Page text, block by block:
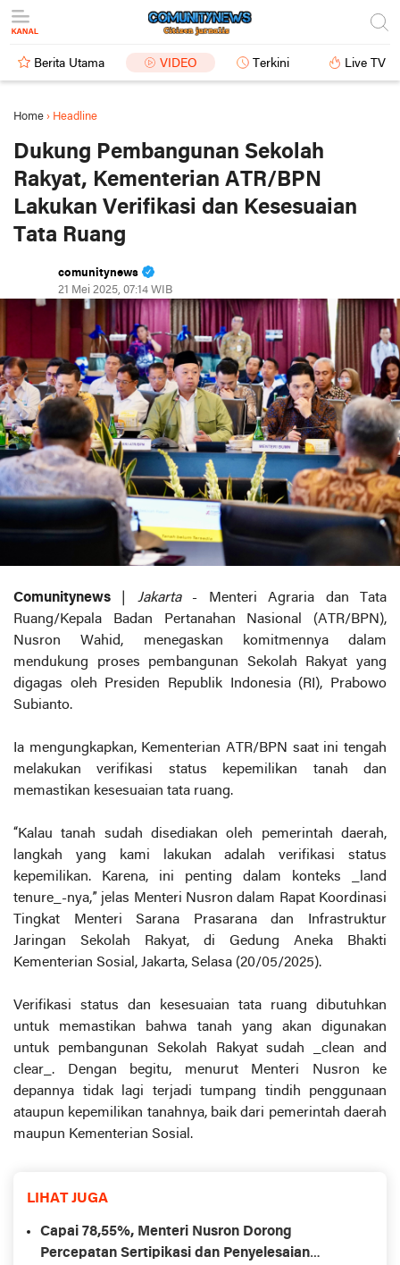
Berita Utama VIDEO Terkini Live TV
Home › Headline
Dukung Pembangunan Sekolah
Rakyat, Kementerian ATR/BPN
Lakukan Verifikasi dan Kesesuaian
Tata Ruang
comunitynews
21 Mei 2025, 07:14 WIB
Comunitynews Jakarta- Menteri Agraria dan Tata
Ruang/Kepala Badan Pertanahan Nasional (ATR/BPN),
Nusron Wahid, menegaskan komitmennya dalam
mendukung proses pembangunan Sekolah Rakyat yang
digagas oleh Presiden Republik Indonesia (RI), Prabowo
Subianto.
Ia mengungkapkan, Kementerian ATR/BPN saat ini tengah
melakukan verifikasi status kepemilikan tanah dan
memastikan kesesuaian tata ruang.
“Kalau tanah sudah disediakan oleh pemerintah daerah,
langkah yang kami lakukan adalah verifikasi status
kepemilikan. Karena, ini penting dalam konteks _land
tenure_-nya,” jelas Menteri Nusron dalam Rapat Koordinasi
Tingkat Menteri Sarana Prasarana dan Infrastruktur
Jaringan Sekolah Rakyat, di Gedung Aneka Bhakti
Kementerian Sosial, Jakarta, Selasa (20/05/2025).
Verifikasi status dan kesesuaian tata ruang dibutuhkan
untuk memastikan bahwa tanah yang akan digunakan
untuk pembangunan Sekolah Rakyat sudah _clean and
clear_. Dengan begitu, menurut Menteri Nusron ke
depannya tidak lagi terjadi tumpang tindih penggunaan
ataupun kepemilikan tanahnya, baik dari pemerintah daerah
maupun Kementerian Sosial.
LIHAT JUGA
Capai 78,55%, Menteri Nusron Dorong
Percepatan Sertipikasi dan Penyelesaian